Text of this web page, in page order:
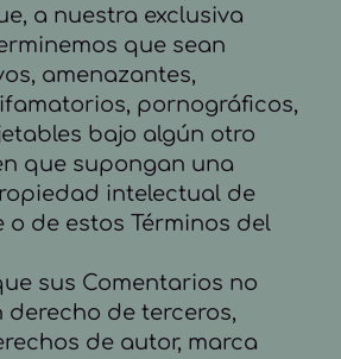
a nuestra exclusiva
que sean
amenazantes,
pornográficos,
bajo algún otro
que supongan una
intelectual de
de estos Términos del
sus Comentarios no
de terceros,
de autor, marca